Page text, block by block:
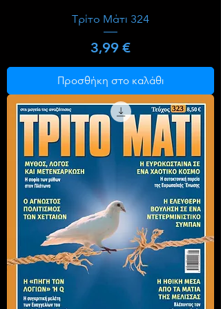
Τρίτο Μάτι 324
Τιμή
3,99 €
Προσθήκη στο καλάθι